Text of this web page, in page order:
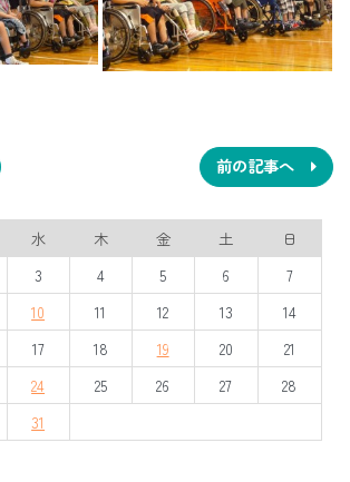
前の記事へ
水 木 金 土
日
3 4 5 6
7
10 11 12 13
14
17 18 19 20
21
24 25 26 27
28
31